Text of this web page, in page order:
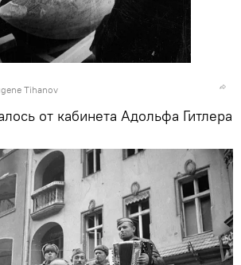
Tihanov
от кабинета Адольфа Гитлера